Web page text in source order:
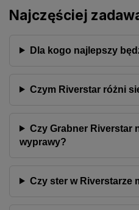
Najczęściej
Dla kogo najlepszy
Czym Riverstar różni
Czy Grabner Riverstar
wyprawy?
Czy ster w Riverstarze